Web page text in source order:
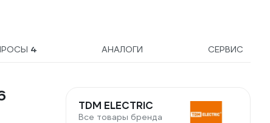
4 АНАЛОГИ СЕРВИС
TDM ELECTRIC
Все товары бренда